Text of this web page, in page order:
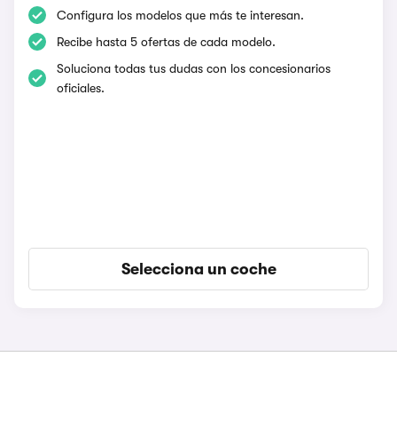
Configura los modelos que más te interesan.
Recibe hasta 5 ofertas de cada modelo.
Soluciona todas tus dudas con los concesionarios
oficiales.
Selecciona un coche